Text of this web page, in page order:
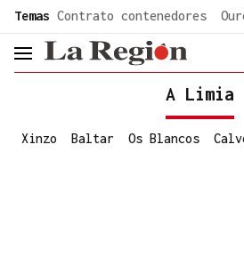
Temas Contrato contenedores
header.menu.open
A Limia
Xinzo Baltar Os Blancos